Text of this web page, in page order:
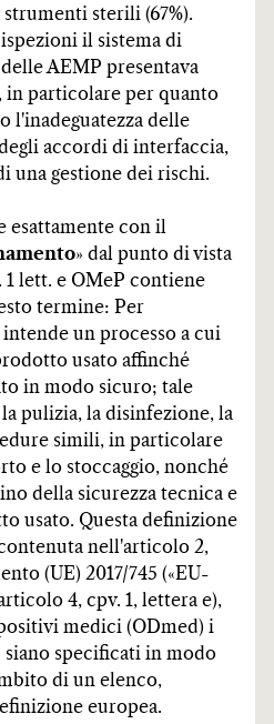
sterili (67%).
il sistema di
AEMP presentava
particolare per quanto
l'inadeguatezza delle
accordi di interfaccia,
una gestione dei rischi.
esattamente con il
» dal punto di vista
1 lett. e OMeP contiene
termine: Per
un processo a cui
usato affinché
in modo sicuro; tale
pulizia, la disinfezione, la
simili, in particolare
e lo stoccaggio, nonché
della sicurezza tecnica e
usato. Questa definizione
nell'articolo 2,
(UE) 2017/745 («EU-
4, cpv. 1, lettera e),
medici (ODmed) i
specificati in modo
di un elenco,
europea.